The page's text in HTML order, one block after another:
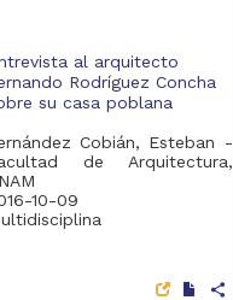
al arquitecto
Rodríguez Concha
su casa poblana
Cobián, Esteban -
de Arquitectura,
10-09
share